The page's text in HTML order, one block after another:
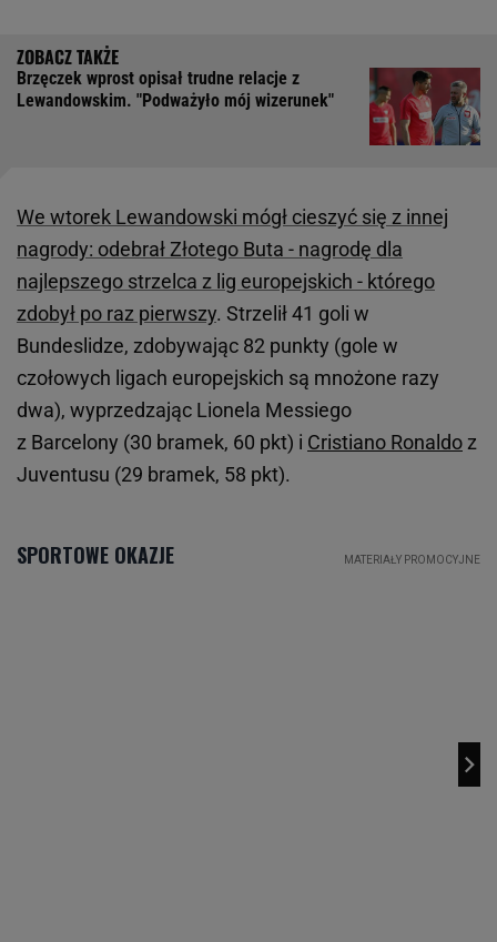
Brzęczek wprost opisał trudne relacje z
Lewandowskim. "Podważyło mój wizerunek"
We wtorek Lewandowski mógł cieszyć się z innej
nagrody: odebrał Złotego Buta - nagrodę dla
najlepszego strzelca z lig europejskich - którego
zdobył po raz pierwszy. Strzelił 41 goli w
Bundeslidze, zdobywając 82 punkty (gole w
czołowych ligach europejskich są mnożone razy
dwa), wyprzedzając Lionela Messiego
z Barcelony (30 bramek, 60 pkt) i Cristiano Ronaldo z
Juventusu (29 bramek, 58 pkt).